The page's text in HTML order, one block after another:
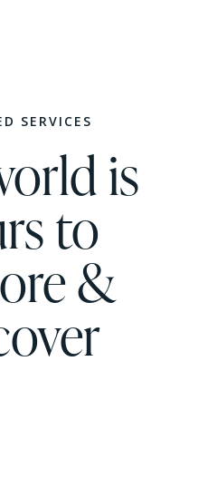
SERVICES
is
to
&